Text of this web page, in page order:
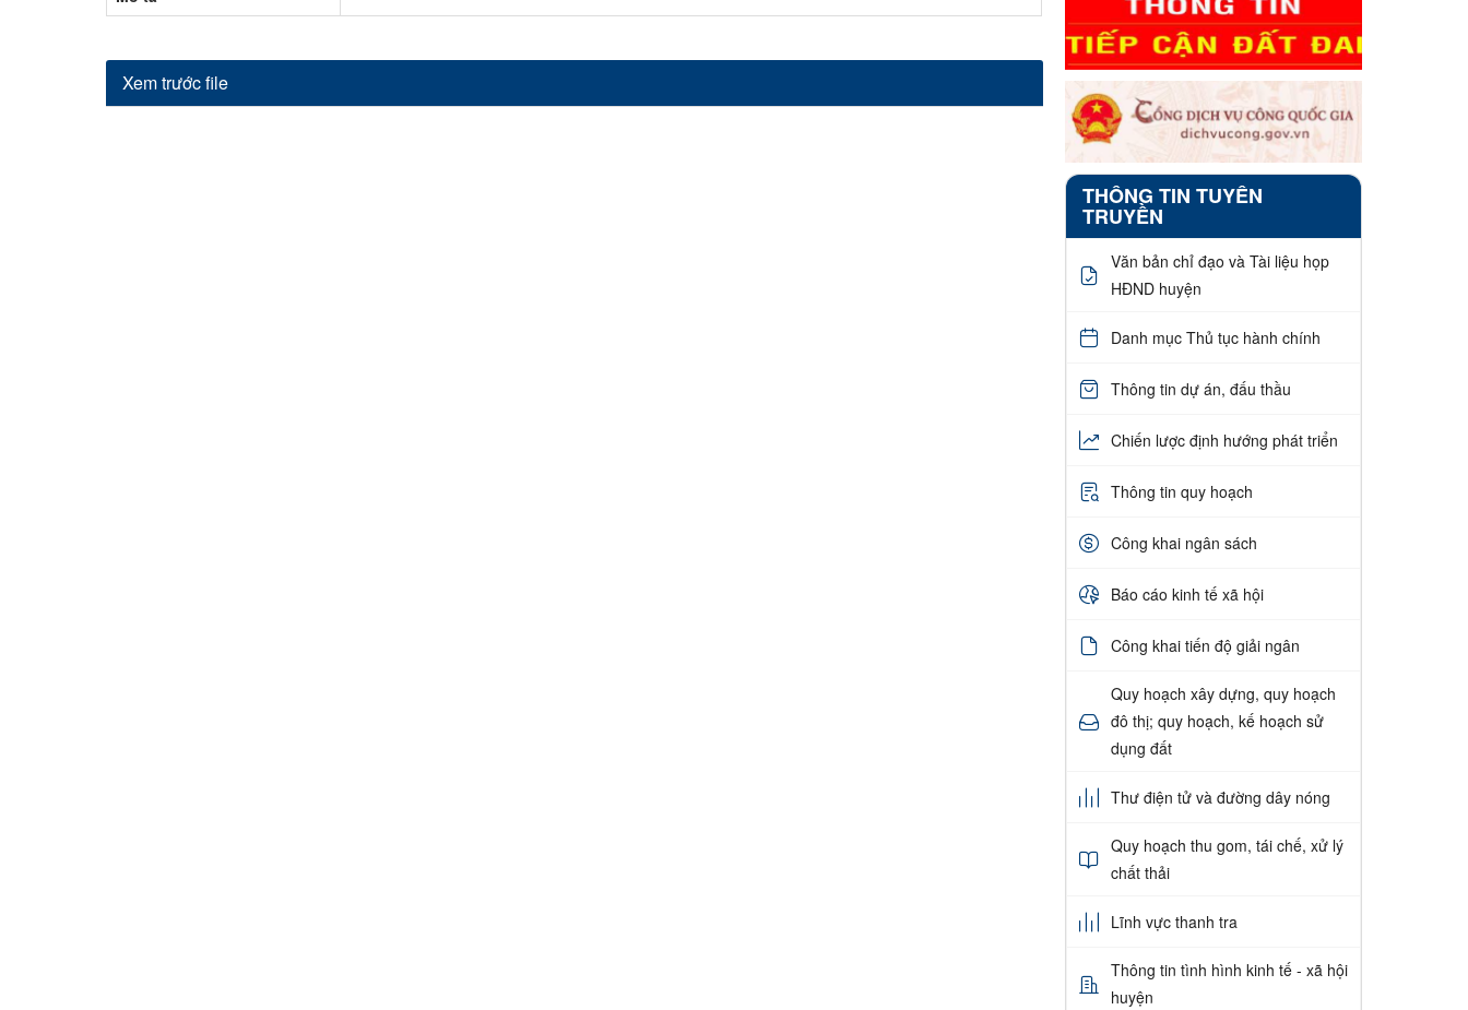
Xem trước file
THÔNG TIN TUYÊN
TRUYỀN
Văn bản chỉ đạo và Tài liệu họp
HĐND huyện
Danh mục Thủ tục hành chính
Thông tin dự án, đấu thầu
Chiến lược định hướng phát triển
Thông tin quy hoạch
Công khai ngân sách
Báo cáo kinh tế xã hội
Công khai tiến độ giải ngân
Quy hoạch xây dựng, quy hoạch
đô thị; quy hoạch, kế hoạch sử
dụng đất
Thư điện tử và đường dây nóng
Quy hoạch thu gom, tái chế, xử lý
chất thải
Lĩnh vực thanh tra
Thông tin tình hình kinh tế - xã hội
huyện